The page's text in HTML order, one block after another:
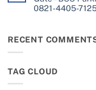
0821-
4405-
5165
–
BSS
SORONG
0813-
Palang
Parkir,
Barrier
Gate
|
KABUPATEN
0821-4405-
Supplier
Palang
dan
RECENT
TAG CLOUD